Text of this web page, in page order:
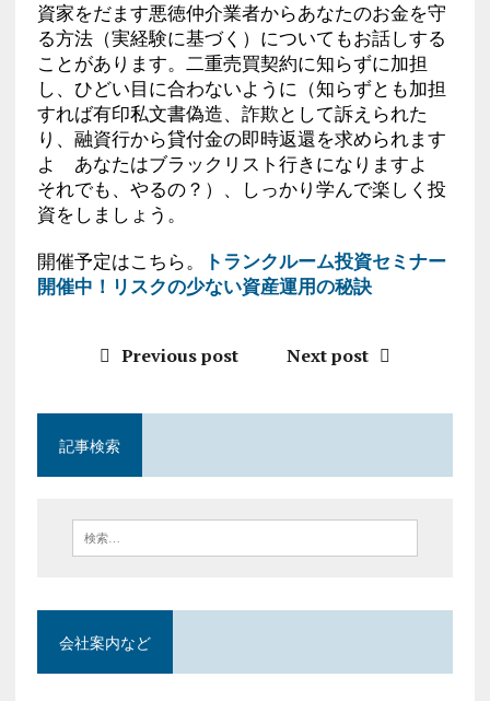
資家をだます悪徳仲介業者からあなたのお金を守
る方法（実経験に基づく）についてもお話しする
ことがあります。二重売買契約に知らずに加担
し、ひどい目に合わないように（知らずとも加担
すれば有印私文書偽造、詐欺として訴えられた
り、融資行から貸付金の即時返還を求められます
よ あなたはブラックリスト行きになりますよ
それでも、やるの？）、しっかり学んで楽しく投
資をしましょう。
開催予定はこちら。
トランクルーム投資セミナー
開催中！リスクの少ない資産運用の秘訣
Previous post Next post
記事検索
会社案内など